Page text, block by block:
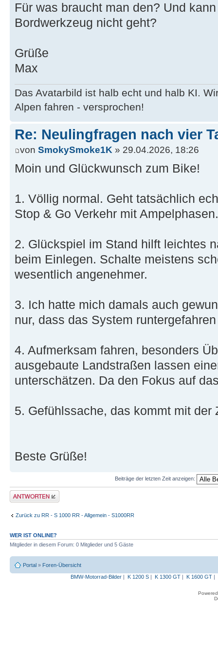
Für was braucht man den? Und
Bordwerkzeug nicht geht?
Grüße
Max
Das Avatarbild ist halb echt und halb KI.
Alpen fahren - versprochen!
Re: Neulingfragen nach vier
von SmokySmoke1K » 29.04.2026, 18:26
Moin und Glückwunsch zum Bike!
1. Völlig normal. Geht tatsächlich
Stop & Go Verkehr mit Ampelphasen.
2. Glückspiel im Stand hilft leichtes
beim Einlegen. Schalte meistens
wesentlich angenehmer.
3. Ich hatte mich damals auch
nur, dass das System
4. Aufmerksam fahren, besonders
ausgebaute Landstraßen lassen
unterschätzen. Da den Fokus auf
5. Gefühlssache, das kommt mit der
Beste Grüße!
Beiträge der letzten Zeit anzeigen:
Antwort erstellen
Zurück zu RR - S 1000 RR - Allgemein - S1000RR
WER IST ONLINE?
Mitglieder in diesem Forum: 0 Mitglieder und 5 Gäste
Portal » Foren-Übersicht
BMW-Motorrad-Bilder| K 1200 S| K 1300 GT| K 1600 GT|